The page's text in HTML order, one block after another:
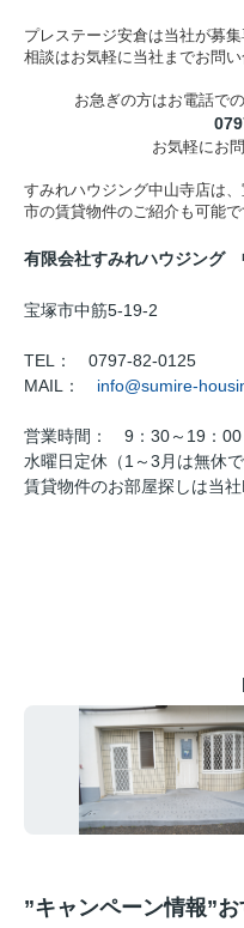
プレステージ安倉は当社が募
相談はお気軽に当社までお問い
お急ぎの方はお電話で
お気軽にお
すみれハウジング中山寺店は
市の賃貸物件のご紹介も可能で
有限会社すみれハウジング
宝塚市中筋5-19-2
TEL： 0797-82-0125
MAIL： info@sumire-
営業時間： 9：30～19：00
水曜日定休（1～3月は無休
賃貸物件のお部屋探しは当
”キャンペーン情報”